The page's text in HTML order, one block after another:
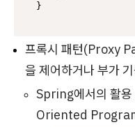
프록시 패턴(Proxy
을 제어하거나 부가
Spring에서의 활
Oriented